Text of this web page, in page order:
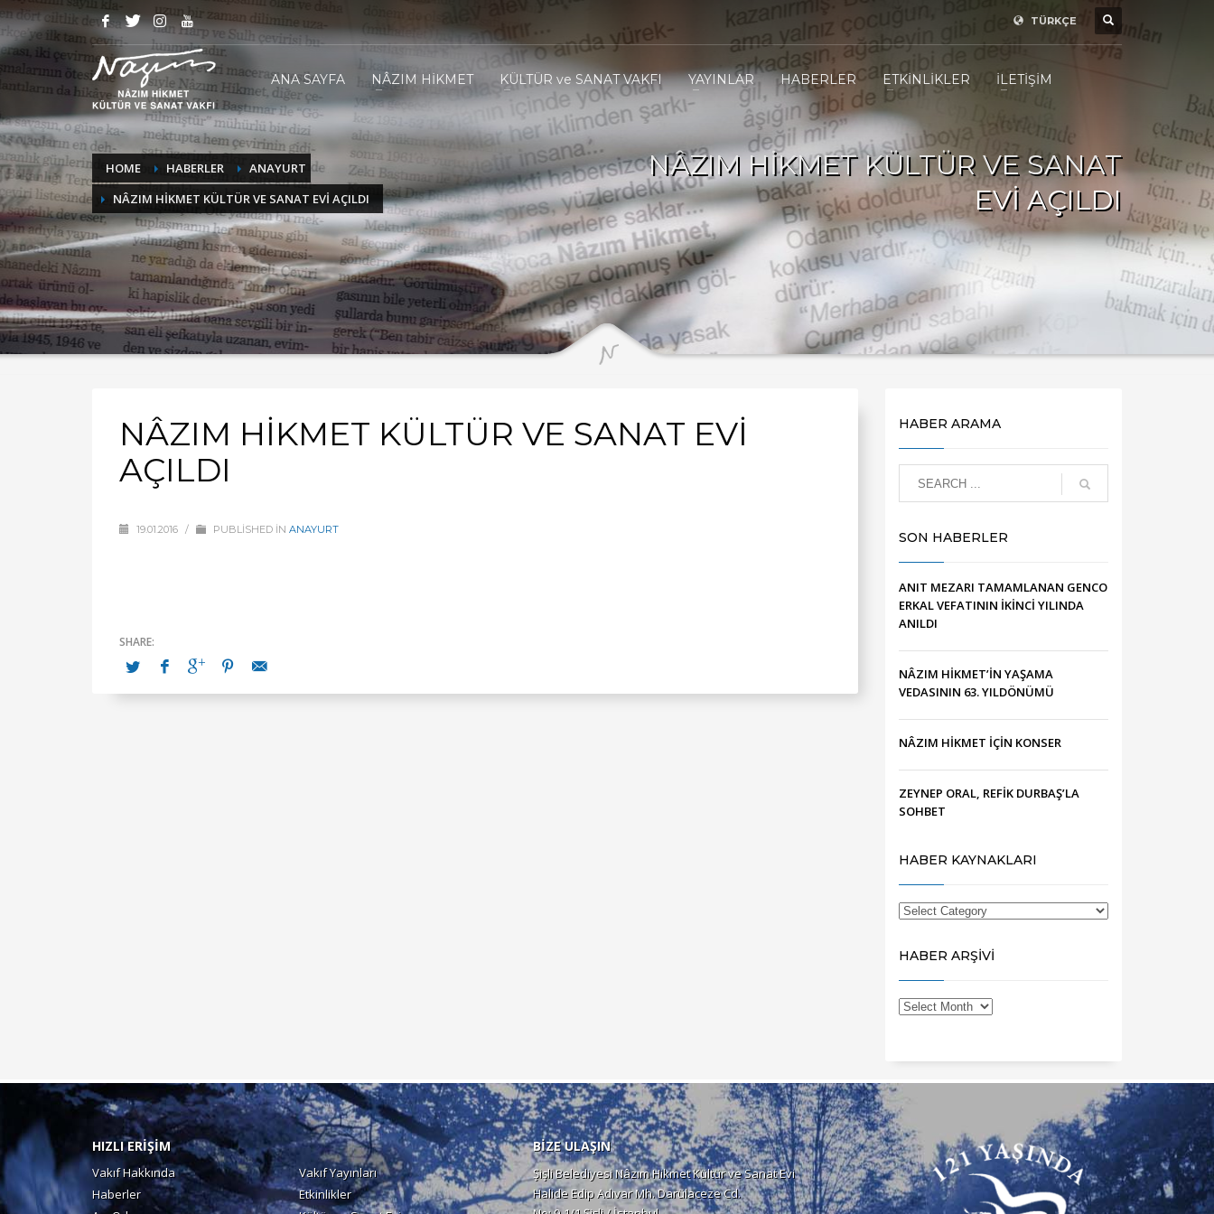
TÜRKÇE
ANA SAYFA NÂZIM HİKMET KÜLTÜR ve SANAT VAKFI YAYINLAR HABERLER ETKİNLİKLER İLETİŞİM
HOME HABERLER
ANAYURT
NÂZIM HİKMET KÜLTÜR VE SANAT EVİ AÇILDI
NÂZIM HİKMET KÜLTÜR VE SANAT
EVİ AÇILDI
NÂZIM HİKMET KÜLTÜR VE SANAT EVİ
AÇILDI
19.01.2016 / PUBLISHED IN ANAYURT
HABER ARAMA
SON HABERLER
ANIT MEZARI TAMAMLANAN GENCO
ERKAL VEFATININ İKİNCİ YILINDA
ANILDI
NÂZIM HİKMET’İN YAŞAMA
VEDASININ 63. YILDÖNÜMÜ
NÂZIM HİKMET İÇİN KONSER
ZEYNEP ORAL, REFİK DURBAŞ’LA
SOHBET
HABER KAYNAKLARI
HABER ARŞİVİ
HIZLI ERİŞİM
Vakıf Hakkında
Vakıf Yayınları
Haberler
Etkinlikler
BİZE ULAŞIN
Şişli Belediyesi Nâzım Hikmet Kültür ve Sanat Evi
Halide Edip Adıvar Mh. Darülaceze Cd.